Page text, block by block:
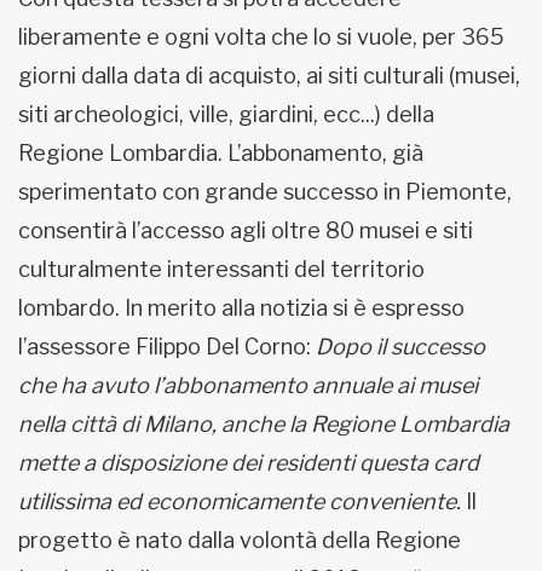
liberamente e ogni volta che lo si vuole, per 365
giorni dalla data di acquisto, ai siti culturali (musei,
siti archeologici, ville, giardini, ecc...) della
Regione Lombardia. L’abbonamento, già
sperimentato con grande successo in Piemonte,
consentirà l’accesso agli oltre 80 musei e siti
culturalmente interessanti del territorio
lombardo. In merito alla notizia si è espresso
l’assessore Filippo Del Corno: Dopo il successo
che ha avuto l’abbonamento annuale ai musei
nella città di Milano, anche la Regione Lombardia
mette a disposizione dei residenti questa card
utilissima ed economicamente conveniente. Il
progetto è nato dalla volontà della Regione